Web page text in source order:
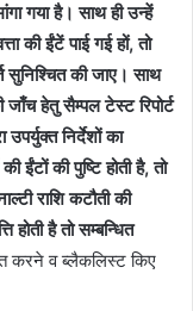
गया है। साथ ही उन्हें
की ईंटें पाई गई हों, तो
सुनिश्चित की जाए। साथ
जाँच हेतु सैम्पल टेस्ट रिपोर्ट
निर्देशों का
ईंटों की पुष्टि होती है, तो
राशि कटौती की
होती है तो सम्बन्धित
करने व ब्लैकलिस्ट किए